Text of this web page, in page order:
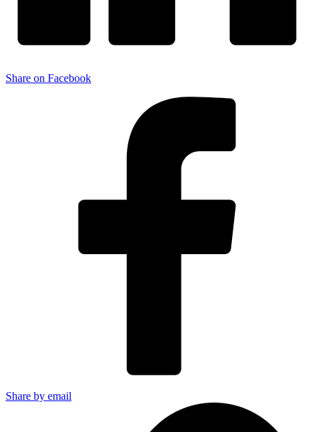
Share on Facebook
Share by email